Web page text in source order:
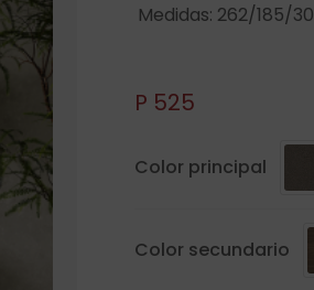
Medidas: 262/185/30
P 525
Color principal
Color secundario